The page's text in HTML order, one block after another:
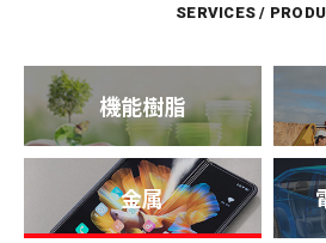
SERVICES /
機能樹脂
金属